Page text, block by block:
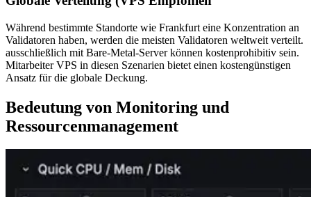
Während bestimmte Standorte wie Frankfurt eine Konzentration an
Validatoren haben, werden die meisten Validatoren weltweit verteilt.
ausschließlich mit Bare-Metal-Server können kostenprohibitiv sein.
Mitarbeiter VPS in diesen Szenarien bietet einen kostengünstigen
Ansatz für die globale Deckung.
Bedeutung von Monitoring und
Ressourcenmanagement